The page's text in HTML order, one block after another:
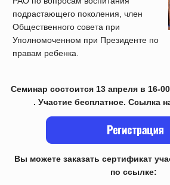
подрастающего поколения, член
Общественного совета при
Уполномоченном при Президенте по
правам ребенка.
Семинар состоится 13 апреля в 16-
. Участие бесплатное. Ссылка
Вы можете заказать сертификат
по ссылке: